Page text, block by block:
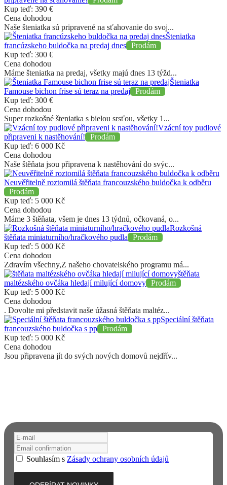
Kup teď: 390 €
Cena dohodou
Naše šteniatka sú pripravené na sťahovanie do svoj...
Šteniatka
francúzskeho buldočka na predaj dnes Prodám
Kup teď: 300 €
Cena dohodou
Máme šteniatka na predaj, všetky majú dnes 13 týžd...
Šteniatka
Famouse bichon frise sú teraz na predaj
Prodám
Kup teď: 300 €
Cena dohodou
Super rozkošné šteniatka s bielou srsťou, všetky 1...
Vzácní toy pudlové
připraveni k nastěhování!
Prodám
Kup teď: 6 000 Kč
Cena dohodou
Naše štěňata jsou připravena k nastěhování do svýc...
Neuvěřitelně roztomilá štěňata francouzského buldočka k odběru
Prodám
Kup teď: 5 000 Kč
Cena dohodou
Máme 3 štěňata, všem je dnes 13 týdnů, očkovaná, o...
Rozkošná
štěňata miniaturního/hračkového pudla
Prodám
Kup teď: 5 000 Kč
Cena dohodou
Zdravím všechny,Z našeho chovatelského programu má...
štěňata
maltézského ovčáka hledají milující domovy Prodám
Kup teď: 5 000 Kč
Cena dohodou
. Dovolte mi představit naše úžasná štěňata maltéz...
Speciální štěňata
francouzského buldočka s pp Prodám
Kup teď: 5 000 Kč
Cena dohodou
Jsou připravena jít do svých nových domovů nejdřív...
Souhlasím s Zásady ochrany osobních údajů